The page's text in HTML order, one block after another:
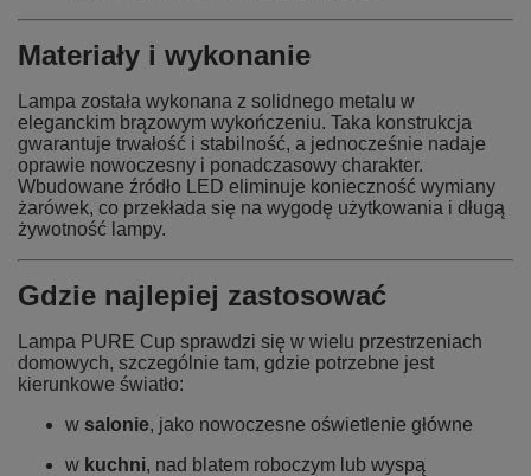
Materiały i wykonanie
Lampa została wykonana z solidnego metalu w
eleganckim brązowym wykończeniu. Taka konstrukcja
gwarantuje trwałość i stabilność, a jednocześnie nadaje
oprawie nowoczesny i ponadczasowy charakter.
Wbudowane źródło LED eliminuje konieczność wymiany
żarówek, co przekłada się na wygodę użytkowania i długą
żywotność lampy.
Gdzie najlepiej zastosować
Lampa PURE Cup sprawdzi się w wielu przestrzeniach
domowych, szczególnie tam, gdzie potrzebne jest
kierunkowe światło:
w salonie, jako nowoczesne oświetlenie główne
w kuchni, nad blatem roboczym lub wyspą